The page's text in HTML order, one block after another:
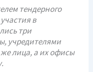
тендерного
в
три
учредителями
лица, а их офисы